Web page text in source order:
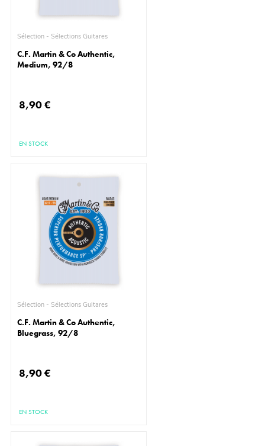
Sélection - Sélections Guitares
C.F. Martin & Co Authentic,
Medium, 92/8
8,90 €
EN STOCK
Sélection - Sélections Guitares
C.F. Martin & Co Authentic,
Bluegrass, 92/8
8,90 €
EN STOCK